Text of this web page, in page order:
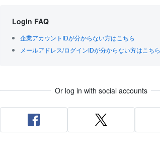
Login FAQ
企業アカウントIDが分からない方はこちら
メールアドレス/ログインIDが分からない方はこちら
Or log in with social accounts